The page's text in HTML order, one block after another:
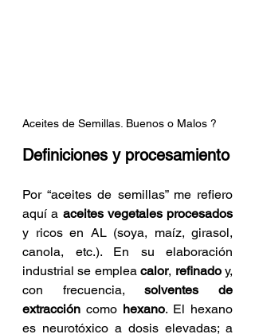
Aceites de Semillas. Buenos o Malos ?
Definiciones y procesamiento
Por “aceites de semillas” me refiero
aquí a aceites vegetales procesados
y ricos en AL (soya, maíz, girasol,
canola, etc.). En su elaboración
industrial se emplea calor, refinado y,
con frecuencia, solventes de
extracción como hexano. El hexano
es neurotóxico a dosis elevadas; a